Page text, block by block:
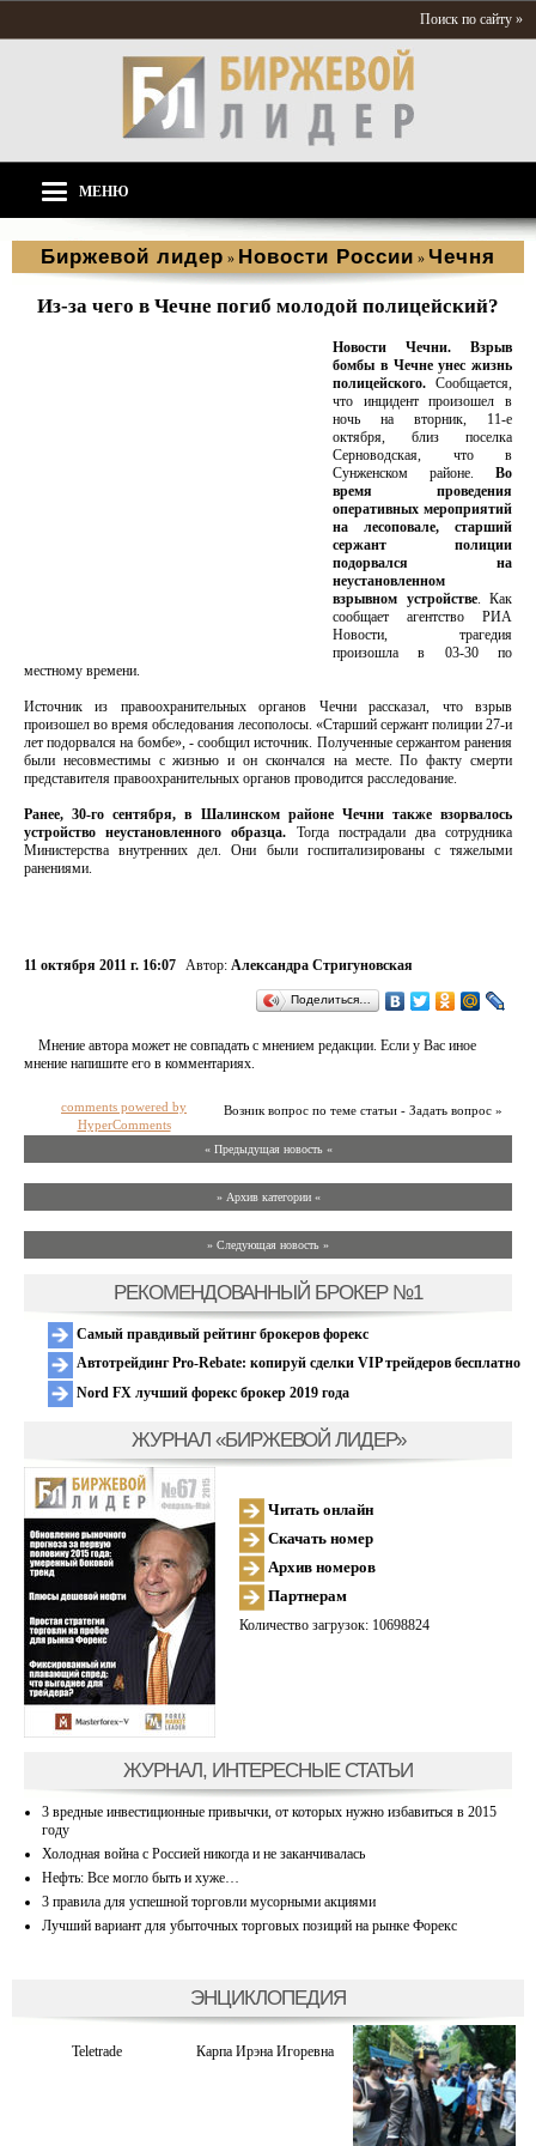
Поиск по сайту »
МЕНЮ
Биржевой лидер » Новости России » Чечня
Из-за чего в Чечне погиб молодой полицейский?
Новости Чечни.
Взрыв
бомбы в Чечне унес жизнь
полицейского. Сообщается,
что инцидент произошел в
ночь на вторник, 11-е
октября, близ поселка
Серноводская, что в
Сунженском районе. Во
время проведения
оперативных мероприятий
на лесоповале, старший
сержант полиции
подорвался на
неустановленном
взрывном устройстве. Как
сообщает агентство РИА
Новости, трагедия
произошла в 03-30 по
местному времени.
Источник из правоохранительных органов Чечни рассказал, что взрыв
произошел во время обследования лесополосы. «Старший сержант полиции 27-и
лет подорвался на бомбе», - сообщил источник. Полученные сержантом ранения
были несовместимы с жизнью и он скончался на месте. По факту смерти
представителя правоохранительных органов проводится расследование.
Ранее, 30-го сентября, в Шалинском районе Чечни также взорвалось
устройство неустановленного образца. Тогда пострадали два сотрудника
Министерства внутренних дел. Они были госпитализированы с тяжелыми
ранениями.
11 октября 2011 г. 16:07 Автор: Александра Стригуновская
Поделиться…
Мнение автора может не совпадать с мнением редакции. Если у Вас иное
мнение напишите его в комментариях.
Возник вопрос по теме статьи - Задать вопрос »
comments powered by
HyperComments
« Предыдущая новость «
» Архив категории «
» Следующая новость »
РЕКОМЕНДОВАННЫЙ БРОКЕР №1
Самый правдивый рейтинг брокеров форекс
Автотрейдинг Pro-Rebate: копируй сделки VIP трейдеров бесплатно
Nord FX лучший форекс брокер 2019 года
ЖУРНАЛ «БИРЖЕВОЙ ЛИДЕР»
Читать онлайн
Скачать номер
Архив номеров
Партнерам
Количество загрузок: 10698824
ЖУРНАЛ, ИНТЕРЕСНЫЕ СТАТЬИ
3 вредные инвестиционные привычки, от которых нужно избавиться в 2015
году
Холодная война с Россией никогда и не заканчивалась
Нефть: Все могло быть и хуже…
3 правила для успешной торговли мусорными акциями
Лучший вариант для убыточных торговых позиций на рынке Форекс
ЭНЦИКЛОПЕДИЯ
Teletrade Карпа Ирэна Игоревна